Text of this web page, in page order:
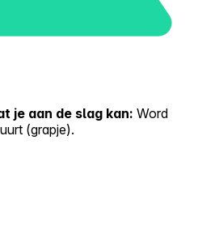
je aan de slag kan: Word
(grapje).